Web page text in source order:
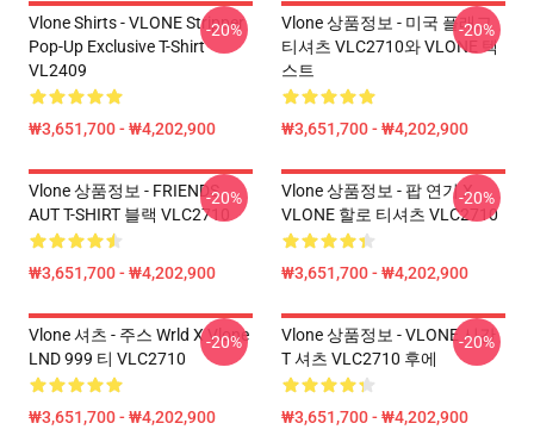
Vlone Shirts - VLONE Stripper
Pop-Up Exclusive T-Shirt
VL2409
₩3,651,700 - ₩4,202,900
-20%
Vlone 상품정보 - 미국 플래그
티셔츠 VLC2710와 VLONE 텍
스트
₩3,651,700 - ₩4,202,900
-20%
Vlone 상품정보 - FRIENDS
AUT T-SHIRT 블랙 VLC2710
₩3,651,700 - ₩4,202,900
-20%
Vlone 상품정보 - 팝 연기 X
VLONE 할로 티셔츠 VLC2710
₩3,651,700 - ₩4,202,900
-20%
Vlone 셔츠 - 주스 Wrld X Vlone
LND 999 티 VLC2710
₩3,651,700 - ₩4,202,900
-20%
Vlone 상품정보 - VLONE 시간
T 셔츠 VLC2710 후에
₩3,651,700 - ₩4,202,900
-20%